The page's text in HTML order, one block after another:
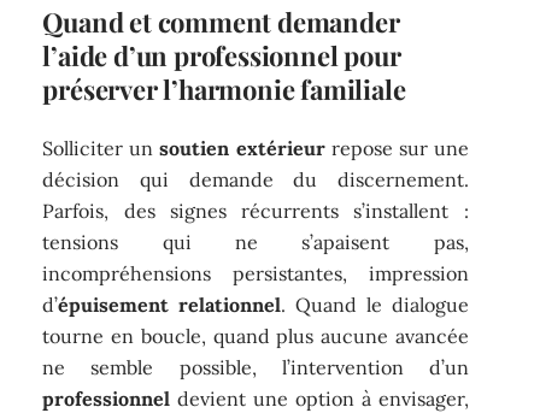
Quand et comment demander
l’aide d’un professionnel pour
préserver l’harmonie familiale
Solliciter unsoutien extérieurrepose sur une
décision qui demande du discernement.
Parfois, des signes récurrents s’installent :
tensions qui ne s’apaisent pas,
incompréhensions persistantes, impression
d’épuisement relationnel. Quand le dialogue
tourne en boucle, quand plus aucune avancée
ne semble possible, l’intervention d’un
professionnel devient une option à envisager,